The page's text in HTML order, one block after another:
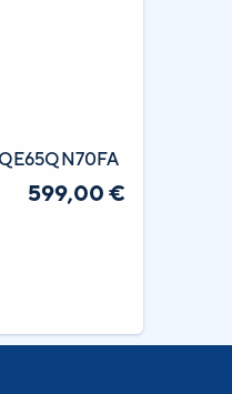
599,00 €